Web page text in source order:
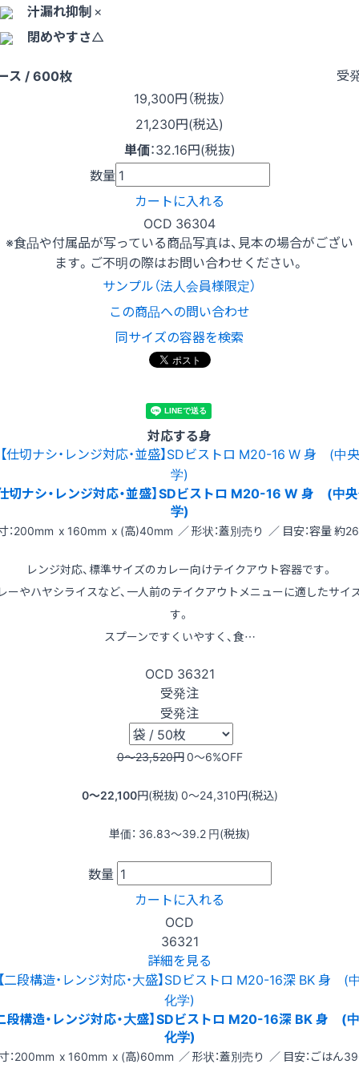
汁漏れ抑制×
閉めやすさ△
ス / 600枚
受
19,300円（税抜）
21,230円(税込)
単価：32.16円(税抜)
数量
カートに入れる
OCD 36304
※食品や付属品が写っている商品写真は、見本の場合がござい
ます。ご不明の際はお問い合わせください。
サンプル（法人会員様限定）
この商品への問い合わせ
同サイズの容器を検索
対応する身
切ナシ・レンジ対応・並盛】SDビストロ M20-16 W 身 (中
学)
：200mm x 160mm x (高)40mm ／ 形状：蓋別売り ／ 目安：容量 約
レンジ対応、標準サイズのカレー向けテイクアウト容器です。
ーやハヤシライスなど、一人前のテイクアウトメニューに適したサイ
す。
スプーンですくいやすく、食…
OCD 36321
受発注
受発注
0〜23,520円0〜6%OFF
0〜22,100円(税抜) 0〜24,310円(税込)
単価： 36.83〜39.2 円(税抜)
数量
カートに入れる
OCD
36321
詳細を見る
段構造・レンジ対応・大盛】SDビストロ M20-16深 BK 身 (
化学)
：200mm x 160mm x (高)60mm ／ 形状：蓋別売り ／ 目安：ごはん